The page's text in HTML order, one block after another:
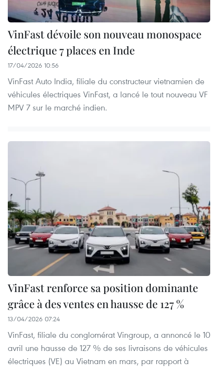
VinFast dévoile son nouveau monospace
électrique 7 places en Inde
17/04/2026 10:56
VinFast Auto India, filiale du constructeur vietnamien de
véhicules électriques VinFast, a lancé le tout nouveau VF
MPV 7 sur le marché indien.
VinFast renforce sa position dominante
grâce à des ventes en hausse de 127 %
13/04/2026 07:24
VinFast, filiale du conglomérat Vingroup, a annoncé le 10
avril une hausse de 127 % de ses livraisons de véhicules
électriques (VE) au Vietnam en mars, par rapport à